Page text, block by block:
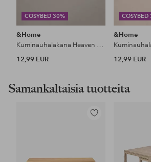
COSYBED 30%
&Home
Kuminauhalakana Heaven puuvillaa
12,99 EUR
COSYBED
&Home
12,99 EUR
Samankaltaisia tuotteita
Lisää